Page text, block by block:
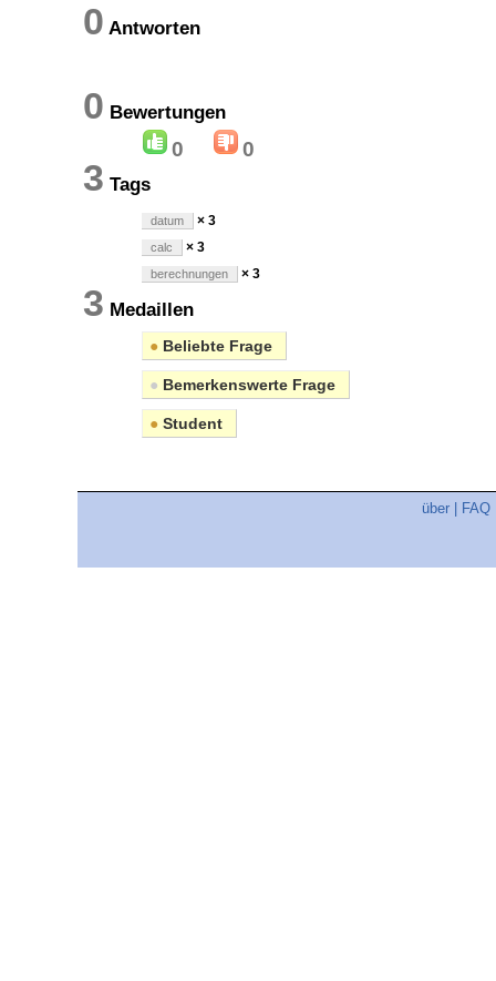
0 Antworten
0 Bewertungen
0 0
3 Tags
datum × 3
calc × 3
berechnungen × 3
3 Medaillen
● Beliebte Frage
● Bemerkenswerte Frage
● Student
über FAQ